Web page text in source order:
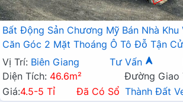
Bất Động Sản Chương Mỹ Bán Nhà Khu
Căn Góc 2 Mặt Thoáng Ô Tô Đỗ Tận
Kinh Doanh
Vị Trí: Biên Giang Tư Vấn
Diện Tích: 46.6m²
Đường Giao
Giá:4.5-5 Tỉ Đã Có Sổ Thành Đất